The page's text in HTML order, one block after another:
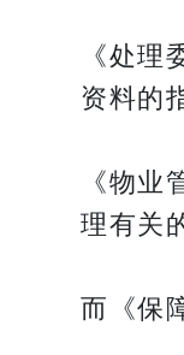
《处
资料的
《物
理有关
而《保